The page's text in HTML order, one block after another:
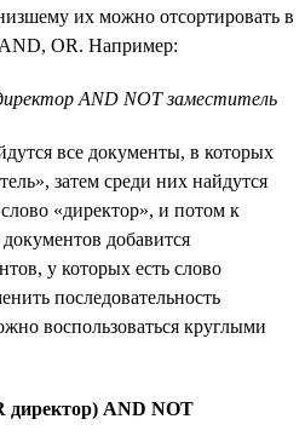
их можно отсортировать в
OR. Например:
AND NOT заместитель
все документы, в которых
затем среди них найдутся
«директор», и потом к
добавится
у которых есть слово
последовательность
воспользоваться круглыми
директор) AND NOT